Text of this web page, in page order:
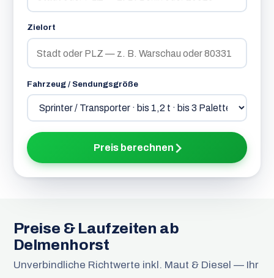
Zielort
Fahrzeug / Sendungsgröße
Preis berechnen
Preise & Laufzeiten ab
Delmenhorst
Unverbindliche Richtwerte inkl. Maut & Diesel — Ihr